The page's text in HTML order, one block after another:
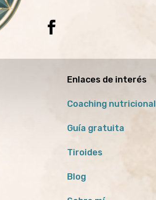
Enlaces de interés
Coaching nutricional
Guía gratuita
Tiroides
Blog